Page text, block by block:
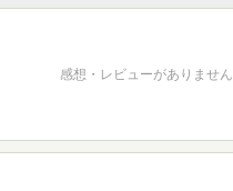
感想・レビューがありません